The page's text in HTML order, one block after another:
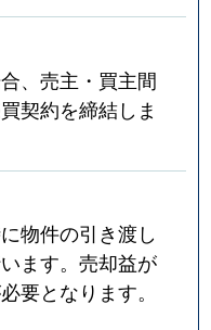
、売主・買主間
契約を締結しま
物件の引き渡し
ます。売却益が
要となります。